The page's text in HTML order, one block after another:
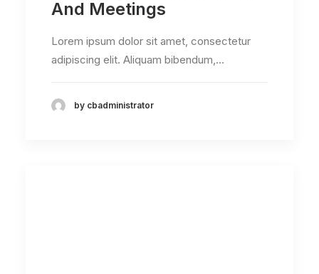
And Meetings
Lorem ipsum dolor sit amet, consectetur
adipiscing elit. Aliquam bibendum,…
by cbadministrator